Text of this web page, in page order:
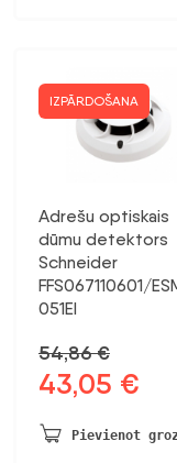
IZPĀRDOŠANA
Adrešu optiskais
dūmu detektors
Schneider
FFS067110601/
051EI
54,86€
Sākotnējā
bija:
43,05 €
ir:
Pievienot